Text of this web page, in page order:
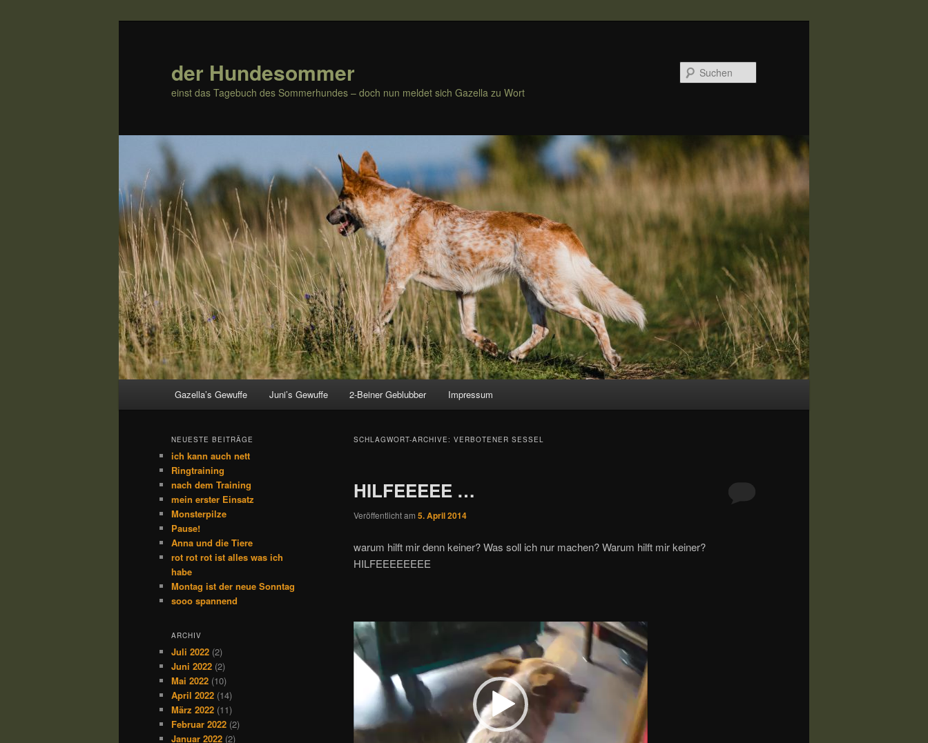
der Hundesommer
einst das Tagebuch des Sommerhundes – doch nun meldet sich Gazella zu Wort
Gazella’s Gewuffe Juni’s Gewuffe 2-Beiner Geblubber Impressum
SCHLAGWORT-ARCHIVE: VERBOTENER SESSEL
HILFEEEEE …
Veröffentlicht am 5. April 2014
warum hilft mir denn keiner? Was soll ich nur machen? Warum hilft mir keiner?
HILFEEEEEEEE
Video-
Player
NEUESTE BEITRÄGE
ich kann auch nett
Ringtraining
nach dem Training
mein erster Einsatz
Monsterpilze
Pause!
Anna und die Tiere
rot rot rot ist alles was ich
habe
Montag ist der neue Sonntag
sooo spannend
ARCHIV
Juli 2022 (2)
Juni 2022 (2)
Mai 2022 (10)
April 2022 (14)
März 2022 (11)
Februar 2022 (2)
Januar 2022 (2)